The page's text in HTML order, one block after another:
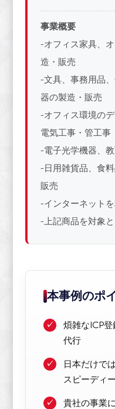
事業概要
-オフィス家具、
造・販売
-文具、事務用品
器の製造・販売
-オフィス環境の
電気工事・管工事
-電子光学機器、
-日用雑貨品、食
販売
-インターネット
-上記商品を対象
本事例のポ
煩雑なICP
代行
日本だけで
スピーディ
貴社の事業